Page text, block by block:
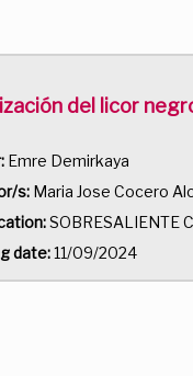
del licor
Emre Demirkaya
s: Maria Jose Cocero
SOBRESALIENTE
date:11/09/2024